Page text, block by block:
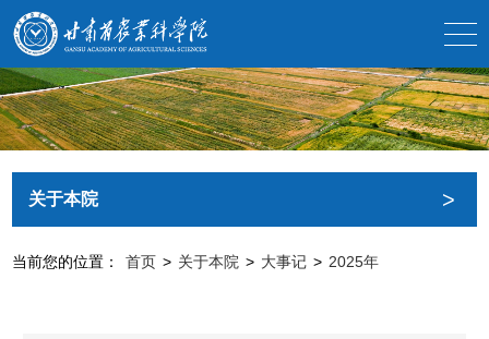
关于本院 >
当前您的位置： 首页 > 关于本院 > 大事记 > 2025年